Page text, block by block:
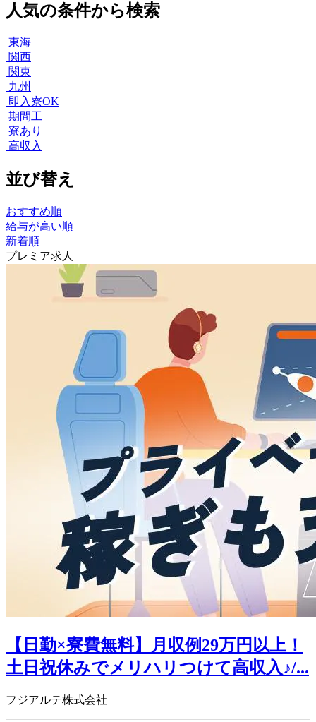
人気の条件から検索
東海
関西
関東
九州
即入寮OK
期間工
寮あり
高収入
並び替え
おすすめ順
給与が高い順
新着順
プレミア求人
【日勤×寮費無料】月収例29万円以上！
土日祝休みでメリハリつけて高収入♪/...
フジアルテ株式会社